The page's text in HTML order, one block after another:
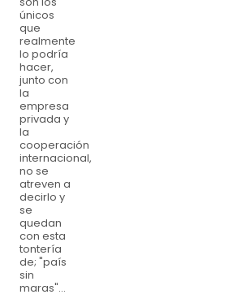
únicos
que
realmente
lo podría
hacer,
junto con
la
empresa
privada y
la
cooperación
internacional,
no se
atreven a
decirlo y
se
quedan
con esta
tontería
de; "país
sin
maras"...